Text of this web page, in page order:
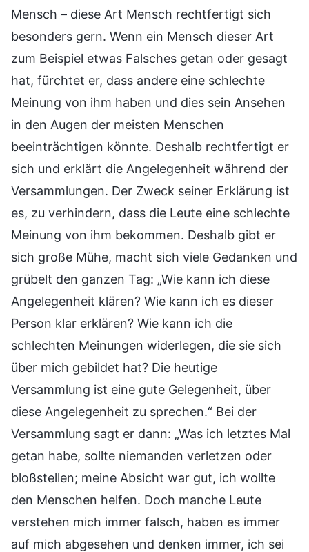
Mensch – diese Art Mensch rechtfertigt sich
besonders gern. Wenn ein Mensch dieser Art
zum Beispiel etwas Falsches getan oder gesagt
hat, fürchtet er, dass andere eine schlechte
Meinung von ihm haben und dies sein Ansehen
in den Augen der meisten Menschen
beeinträchtigen könnte. Deshalb rechtfertigt er
sich und erklärt die Angelegenheit während der
Versammlungen. Der Zweck seiner Erklärung ist
es, zu verhindern, dass die Leute eine schlechte
Meinung von ihm bekommen. Deshalb gibt er
sich große Mühe, macht sich viele Gedanken und
grübelt den ganzen Tag: „Wie kann ich diese
Angelegenheit klären? Wie kann ich es dieser
Person klar erklären? Wie kann ich die
schlechten Meinungen widerlegen, die sie sich
über mich gebildet hat? Die heutige
Versammlung ist eine gute Gelegenheit, über
diese Angelegenheit zu sprechen.“ Bei der
Versammlung sagt er dann: „Was ich letztes Mal
getan habe, sollte niemanden verletzen oder
bloßstellen; meine Absicht war gut, ich wollte
den Menschen helfen. Doch manche Leute
verstehen mich immer falsch, haben es immer
auf mich abgesehen und denken immer, ich sei